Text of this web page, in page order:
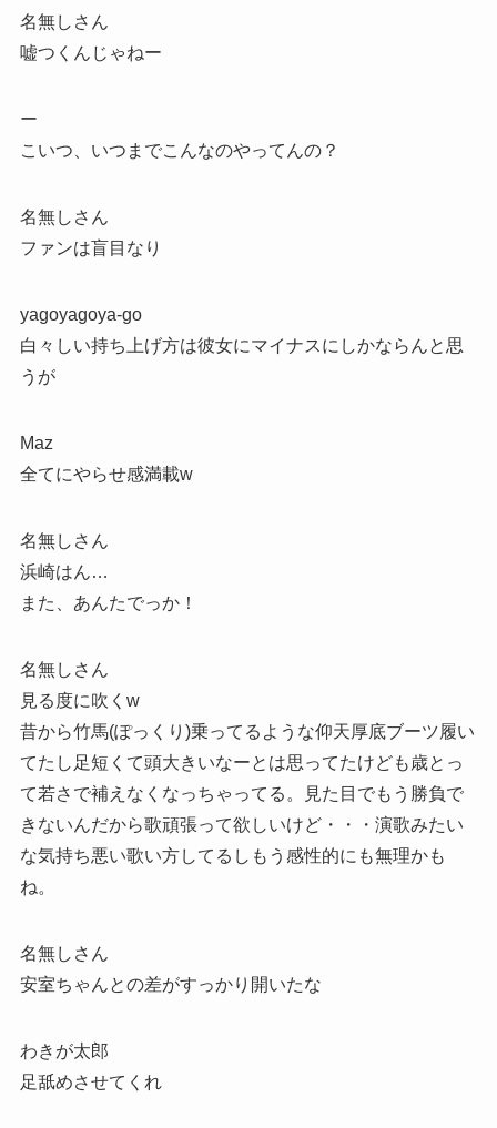
名無しさん
嘘つくんじゃねー
ー
こいつ、いつまでこんなのやってんの？
名無しさん
ファンは盲目なり
yagoyagoya-go
白々しい持ち上げ方は彼女にマイナスにしかならんと思
うが
Maz
全てにやらせ感満載w
名無しさん
浜崎はん…
また、あんたでっか！
名無しさん
見る度に吹くw
昔から竹馬(ぽっくり)乗ってるような仰天厚底ブーツ履い
てたし足短くて頭大きいなーとは思ってたけども歳とっ
て若さで補えなくなっちゃってる。見た目でもう勝負で
きないんだから歌頑張って欲しいけど・・・演歌みたい
な気持ち悪い歌い方してるしもう感性的にも無理かも
ね。
名無しさん
安室ちゃんとの差がすっかり開いたな
わきが太郎
足舐めさせてくれ